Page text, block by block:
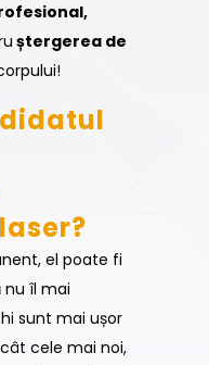
ștergerea de
el poate fi
îl mai
sunt mai ușor
cele mai noi,